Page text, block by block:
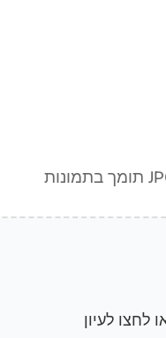
לחצו לעיון